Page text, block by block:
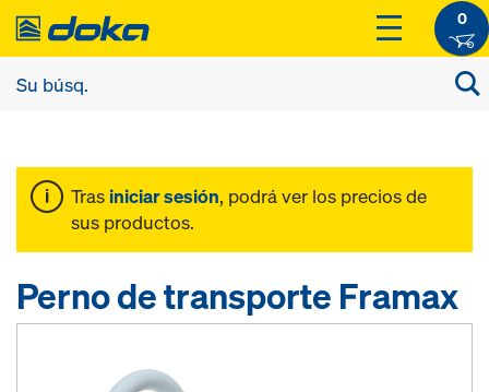
0
Tras iniciar sesión, podrá ver los precios de
sus productos.
Perno de transporte Framax